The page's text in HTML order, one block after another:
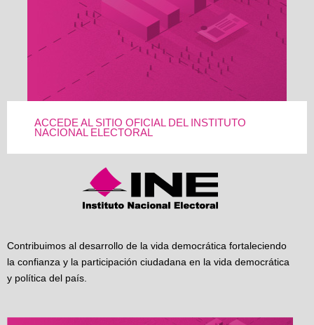
ACCEDE AL SITIO OFICIAL DEL INSTITUTO
NACIONAL ELECTORAL
Contribuimos al desarrollo de la vida democrática fortaleciendo
la confianza y la participación ciudadana en la vida democrática
y política del país.